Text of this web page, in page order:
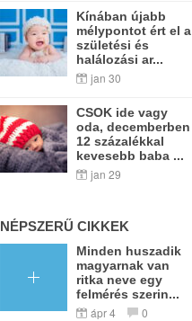
Kínában újabb
mélypontot ért el a
születési és
halálozási ar...
jan 30
CSOK ide vagy
oda, decemberben
12 százalékkal
kevesebb baba ...
jan 29
NÉPSZERŰ CIKKEK
Minden huszadik
magyarnak van
ritka neve egy
felmérés szerin...
ápr 4 0